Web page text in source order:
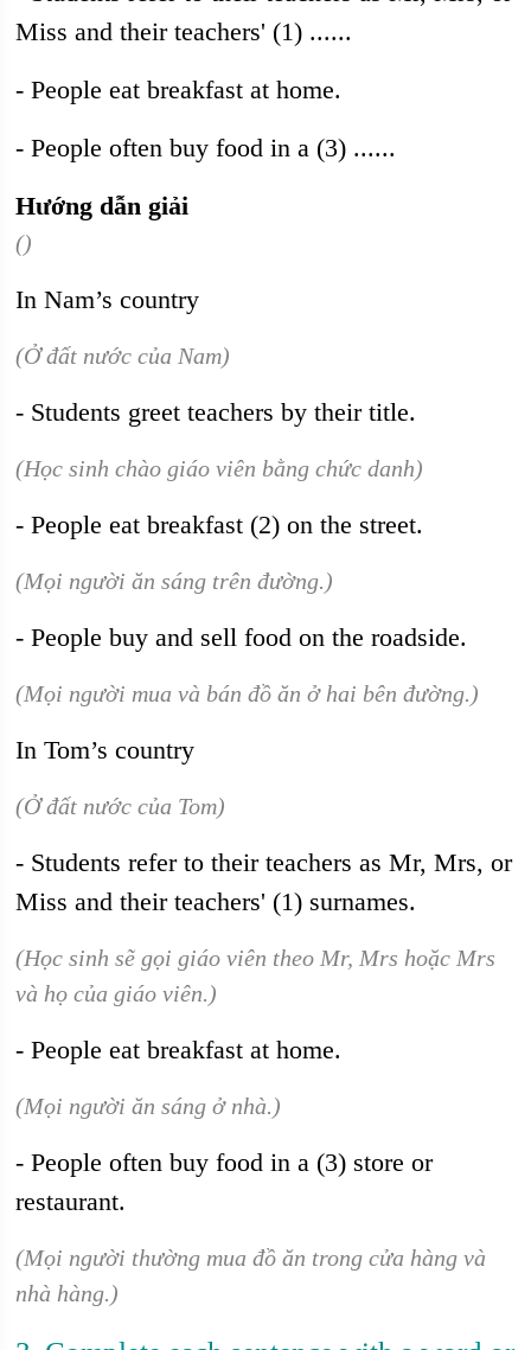
Miss and their teachers' (1) ......
- People eat breakfast at home.
- People often buy food in a (3) ......
Hướng dẫn giải
()
In Nam’s country
(Ở đất nước của Nam)
- Students greet teachers by their title.
(Học sinh chào giáo viên bằng chức danh)
- People eat breakfast (2) on the street.
(Mọi người ăn sáng trên đường.)
- People buy and sell food on the roadside.
(Mọi người mua và bán đồ ăn ở hai bên đường.)
In Tom’s country
(Ở đất nước của Tom)
- Students refer to their teachers as Mr, Mrs, or
Miss and their teachers' (1) surnames.
(Học sinh sẽ gọi giáo viên theo Mr, Mrs hoặc Mrs
và họ của giáo viên.)
- People eat breakfast at home.
(Mọi người ăn sáng ở nhà.)
- People often buy food in a (3) store or
restaurant.
(Mọi người thường mua đồ ăn trong cửa hàng và
nhà hàng.)